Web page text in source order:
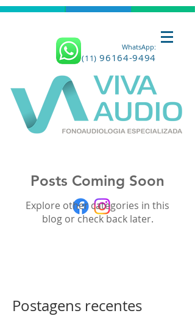
WhatsApp:
(11) 96164-9494
Posts Coming Soon
Explore other categories in this
blog or check back later.
Postagens recentes